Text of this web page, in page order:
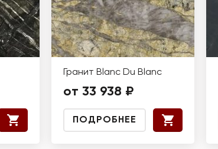
Гранит Blanc Du Blanc
от 33 938 ₽
ПОДРОБНЕЕ